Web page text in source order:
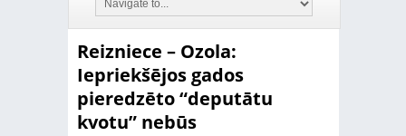
Reizniece – Ozola:
Iepriekšējos gados
pieredzēto “deputātu
kvotu” nebūs